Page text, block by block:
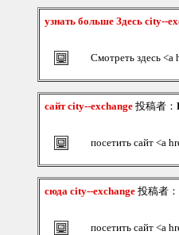
узнать больше Здесь city--
Смотреть здесь
сайт city--exchange 投稿者：
посетить сайт <a
сюда city--exchange 投稿者：
посетить сайт <a